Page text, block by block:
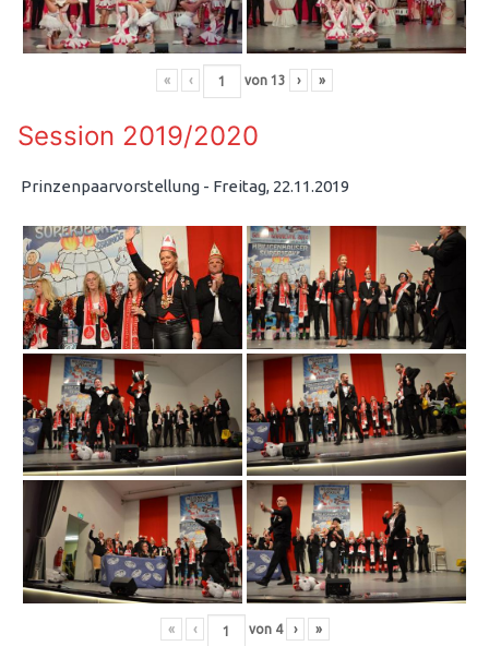
« ‹ von 13 › »
Session 2019/2020
Prinzenpaarvorstellung - Freitag, 22.11.2019
« ‹ von 4 › »